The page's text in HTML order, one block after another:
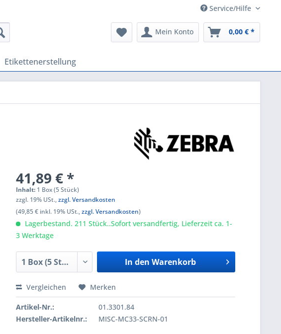
Service/Hilfe
Mein Konto 0,00 € *
Etikettenerstellung
41,89 € *
Inhalt: 1 Box (5 Stück)
zzgl. 19% USt.,zzgl. Versandkosten
(49,85 € inkl. 19% USt.,zzgl. Versandkosten)
Lagerbestand. 211 Stück..Sofort versandfertig, Lieferzeit ca. 1-
3 Werktage
In den Warenkorb
Vergleichen Merken
Artikel-Nr.:
01.3301.84
Hersteller-Artikelnr.:
MISC-MC33-SCRN-01